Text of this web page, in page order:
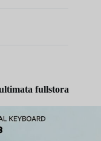
fullstora